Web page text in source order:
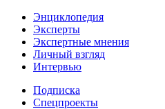
Энциклопедия
Эксперты
Экспертные мнения
Личный взгляд
Интервью
Подписка
Спецпроекты